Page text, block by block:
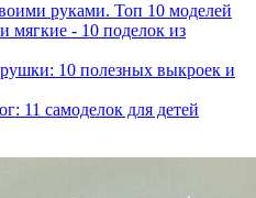
руками. Топ 10 моделей
- 10 поделок из
10 полезных выкроек и
11 самоделок для детей